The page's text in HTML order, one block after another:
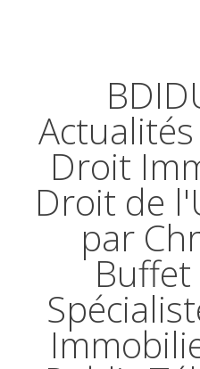
Droit
Droit de
par